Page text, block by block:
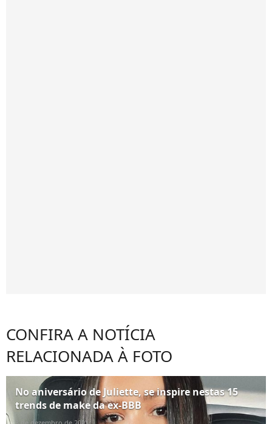
CONFIRA A NOTÍCIA
RELACIONADA À FOTO
No aniversário de Juliette, se inspire nestas 15
trends de make da ex-BBB